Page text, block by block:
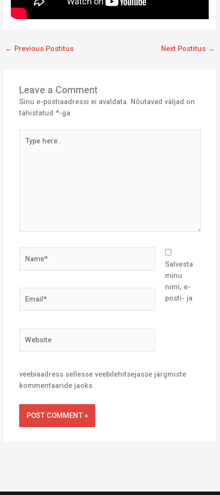
← Previous Postitus Next Postitus →
Leave a Comment
Sinu e-postiaadressi ei avaldata. Nõutavad väljad on
tähistatud*-ga
here..
Salvesta
minu
nimi, e-
posti- ja
veebiaadress sellesse veebilehitsejasse järgmiste
kommentaaride jaoks.